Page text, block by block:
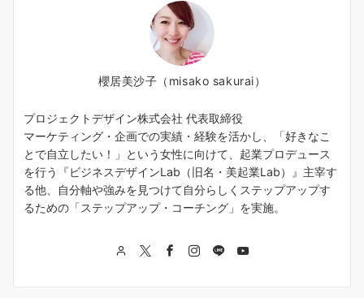
櫻居美沙子（misako sakurai）
プロジェクトデザイン株式会社 代表取締役
マーケティング・企画での実績・経験を活かし、「好きなこ
とで自立したい！」という女性に向けて、起業プロデュース
を行う『ビジネスデザインLab（旧名・美起業Lab）』主宰す
る他、自分軸や強みを見つけて自分らしくステップアップす
るための「ステップアップ・コーチング」を実施。